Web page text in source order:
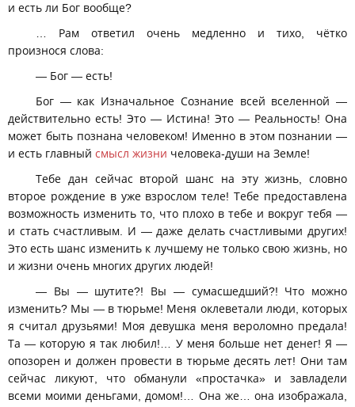
и есть ли Бог вообще?
… Рам ответил очень медленно и тихо, чётко
произнося слова:
— Бог — есть!
Бог — как Изначальное Сознание всей вселенной —
действительно есть! Это — Истина! Это — Реальность! Она
может быть познана человеком! Именно в этом познании —
и есть главный смысл жизни человека-души на Земле!
Тебе дан сейчас второй шанс на эту жизнь, словно
второе рождение в уже взрослом теле! Тебе предоставлена
возможность изменить то, что плохо в тебе и вокруг тебя —
и стать счастливым. И — даже делать счастливыми других!
Это есть шанс изменить к лучшему не только свою жизнь, но
и жизни очень многих других людей!
— Вы — шутите?! Вы — сумасшедший?! Что можно
изменить? Мы — в тюрьме! Меня оклеветали люди, которых
я считал друзьями! Моя девушка меня вероломно предала!
Та — которую я так любил!… У меня больше нет денег! Я —
опозорен и должен провести в тюрьме десять лет! Они там
сейчас ликуют, что обманули «простачка» и завладели
всеми моими деньгами, домом!… Она же… она изображала,